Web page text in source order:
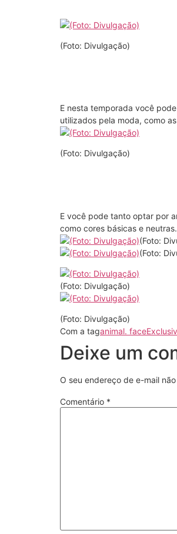
(Foto: Divulgação)
E nesta temporada você
utilizados pela moda, como
(Foto: Divulgação)
E você pode tanto optar por
como cores básicas e neutras.
(Foto:
(Foto:
(Foto: Divulgação)
(Foto: Divulgação)
Com a taganimal. face
Deixe um
O seu endereço de e-mail
Comentário *